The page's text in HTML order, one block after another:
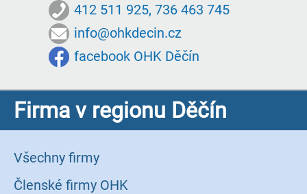
412 511 925, 736 463 745
info@ohkdecin.cz
facebook OHK Děčín
Firma v regionu Děčín
Všechny firmy
Členské firmy OHK